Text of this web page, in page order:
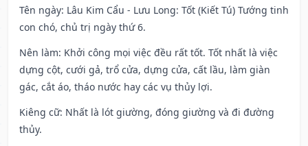
Tên ngày: Lâu Kim Cẩu - Lưu Long: Tốt (Kiết Tú) Tướng tinh
con chó, chủ trị ngày thứ 6.
Nên làm: Khởi công mọi việc đều rất tốt. Tốt nhất là việc
dựng cột, cưới gả, trổ cửa, dựng cửa, cất lầu, làm giàn
gác, cắt áo, tháo nước hay các vụ thủy lợi.
Kiêng cữ: Nhất là lót giường, đóng giường và đi đường
thủy.